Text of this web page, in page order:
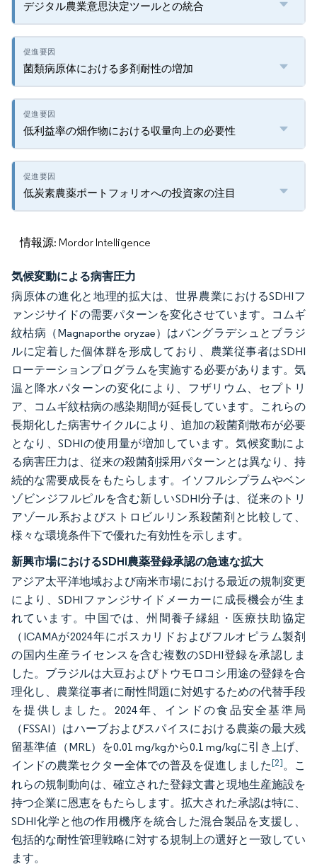
デジタル農業意思決定ツールとの統合
菌類病原体における多剤耐性の増加
低利益率の畑作物における収量向上の必要性
低炭素農薬ポートフォリオへの投資家の注目
情報源: Mordor Intelligence
気候変動による病害圧力
病原体の進化と地理的拡大は、世界農業におけるSDHIフ
ァンジサイドの需要パターンを変化させています。コムギ
紋枯病（Magnaporthe oryzae）はバングラデシュとブラジ
ルに定着した個体群を形成しており、農業従事者はSDHI
ローテーションプログラムを実施する必要があります。気
温と降水パターンの変化により、フザリウム、セプトリ
ア、コムギ紋枯病の感染期間が延長しています。これらの
長期化した病害サイクルにより、追加の殺菌剤散布が必要
となり、SDHIの使用量が増加しています。気候変動によ
る病害圧力は、従来の殺菌剤採用パターンとは異なり、持
続的な需要成長をもたらします。イソフルシプラムやベン
ゾビンジフルピルを含む新しいSDHI分子は、従来のトリ
アゾール系およびストロビルリン系殺菌剤と比較して、
様々な環境条件下で優れた有効性を示します。
新興市場におけるSDHI農薬登録承認の急速な拡大
アジア太平洋地域および南米市場における最近の規制変更
により、SDHIファンジサイドメーカーに成長機会が生ま
れています。中国では、州間養子縁組・医療扶助協定
（ICAMAが2024年にボスカリドおよびフルオピラム製剤
の国内生産ライセンスを含む複数のSDHI登録を承認しま
した。ブラジルは大豆およびトウモロコシ用途の登録を合
理化し、農業従事者に耐性問題に対処するための代替手段
を提供しました。2024年、インドの食品安全基準局
（FSSAI）はハーブおよびスパイスにおける農薬の最大残
留基準値（MRL）を0.01 mg/kgから0.1 mg/kgに引き上げ、
インドの農業セクター全体での普及を促進しました[2]。こ
れらの規制動向は、確立された登録文書と現地生産施設を
持つ企業に恩恵をもたらします。拡大された承認は特に、
SDHI化学と他の作用機序を統合した混合製品を支援し、
包括的な耐性管理戦略に対する規制上の選好と一致してい
ます。